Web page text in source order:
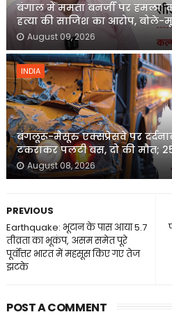
बंगाल में ममता बनर्जी पर हमला:
हत्या की साजिश का आरोप, बोले-
August 09, 2026
INDIA
बंगलूरू-मैसूरु एक्सप्रेसवे पर
टकराकर पलटी बस, दो की मौत;
August 08, 2026
PREVIOUS
Earthquake: भूटान के पास आया 5.7
तीव्रता का भूकंप, असम समेत पूरे
पूर्वोत्तर भारत में महसूस किए गए तेज
झटके
POST A COMMENT